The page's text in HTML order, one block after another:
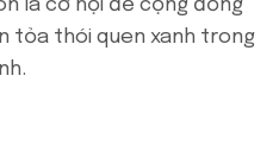
là cơ hội để cộng đồng
tỏa thói quen xanh trong